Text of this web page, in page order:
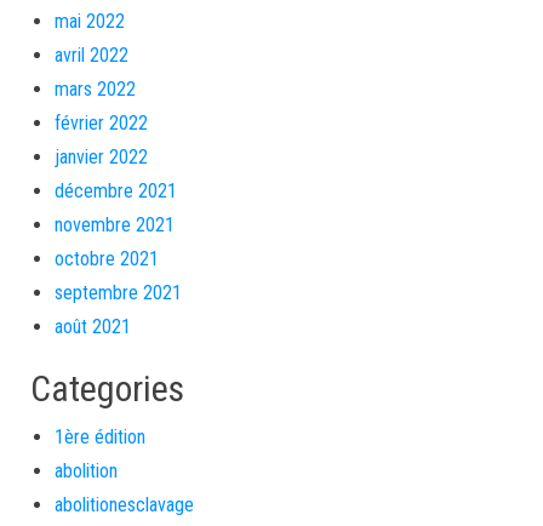
mai 2022
avril 2022
mars 2022
février 2022
janvier 2022
décembre 2021
novembre 2021
octobre 2021
septembre 2021
août 2021
Categories
1ère édition
abolition
abolitionesclavage